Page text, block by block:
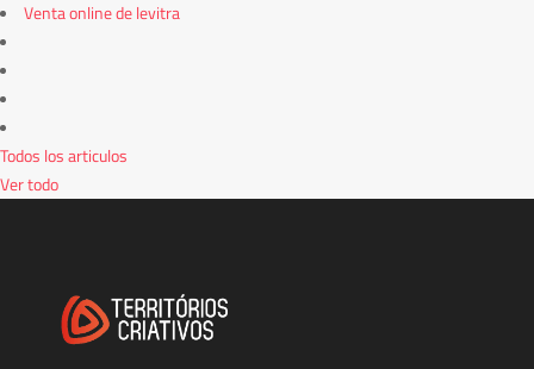
Venta online de levitra
Todos los articulos
Ver todo